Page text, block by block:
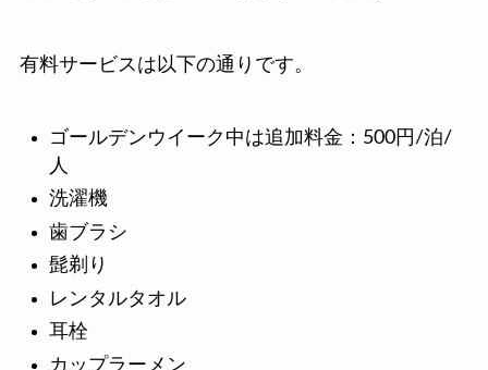
有料サービスは以下の通りです。
ゴールデンウイーク中は追加料金：500円/泊/
人
洗濯機
歯ブラシ
髭剃り
レンタルタオル
耳栓
カップラーメン